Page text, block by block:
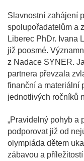
Slavnostní zahájení
spolupořadatelům a
Liberec PhDr. Ivana
již poosmé.
z Nadace SYNER.
partnera převzala
finanční a materiální
jednotlivých ročníků
„Pravidelný pohyb a
podporovat již od
olympiáda dětem
zábavou a